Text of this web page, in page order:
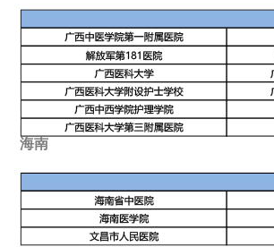
海南